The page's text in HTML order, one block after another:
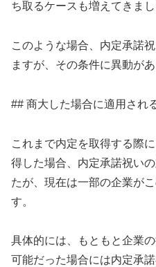
ち取るケースも増えてきまし
このような場合、内定承諾
ますが、その条件に異動があ
## 商大した場合に適用され
これまで内定を取得する際
得した場合、内定承諾祝い
たが、現在は一部の企業が
す。
具体的には、もともと企業
可能だった場合には内定承